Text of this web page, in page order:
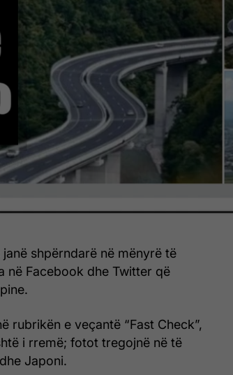
shpërndarë në mënyrë të
në Facebook dhe Twitter që
rubrikën e veçantë “Fast Check”,
i rremë; fotot tregojnë në të
Japoni.